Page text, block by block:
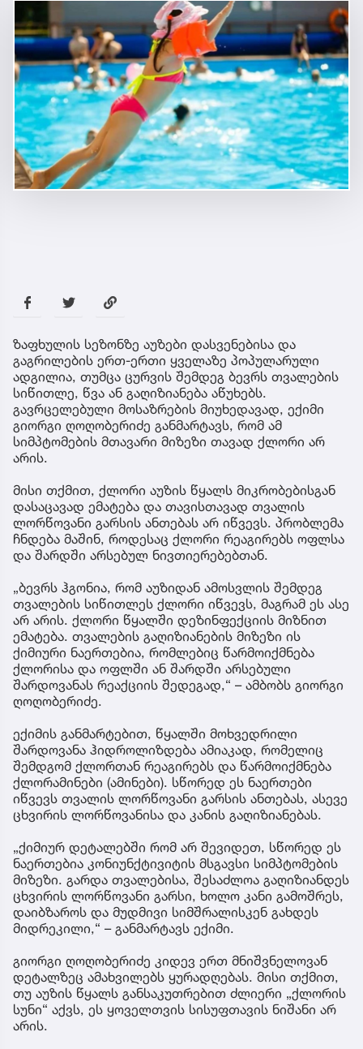
ზაფხულის სეზონზე აუზები დასვენებისა და
გაგრილების ერთ-ერთი ყველაზე პოპულარული
ადგილია, თუმცა ცურვის შემდეგ ბევრს თვალების
სიწითლე, წვა ან გაღიზიანება აწუხებს.
გავრცელებული მოსაზრების მიუხედავად, ექიმი
გიორგი ღოღობერიძე განმარტავს, რომ ამ
სიმპტომების მთავარი მიზეზი თავად ქლორი არ
არის.
მისი თქმით, ქლორი აუზის წყალს მიკრობებისგან
დასაცავად ემატება და თავისთავად თვალის
ლორწოვანი გარსის ანთებას არ იწვევს. პრობლემა
ჩნდება მაშინ, როდესაც ქლორი რეაგირებს ოფლსა
და შარდში არსებულ ნივთიერებებთან.
„ბევრს ჰგონია, რომ აუზიდან ამოსვლის შემდეგ
თვალების სიწითლეს ქლორი იწვევს, მაგრამ ეს ასე
არ არის. ქლორი წყალში დეზინფექციის მიზნით
ემატება. თვალების გაღიზიანების მიზეზი ის
ქიმიური ნაერთებია, რომლებიც წარმოიქმნება
ქლორისა და ოფლში ან შარდში არსებული
შარდოვანას რეაქციის შედეგად,“ – ამბობს გიორგი
ღოღობერიძე.
ექიმის განმარტებით, წყალში მოხვედრილი
შარდოვანა ჰიდროლიზდება ამიაკად, რომელიც
შემდგომ ქლორთან რეაგირებს და წარმოიქმნება
ქლორამინები (ამინები). სწორედ ეს ნაერთები
იწვევს თვალის ლორწოვანი გარსის ანთებას, ასევე
ცხვირის ლორწოვანისა და კანის გაღიზიანებას.
„ქიმიურ დეტალებში რომ არ შევიდეთ, სწორედ ეს
ნაერთებია კონიუნქტივიტის მსგავსი სიმპტომების
მიზეზი. გარდა თვალებისა, შესაძლოა გაღიზიანდეს
ცხვირის ლორწოვანი გარსი, ხოლო კანი გამოშრეს,
დაიბზაროს და მუდმივი სიმშრალისკენ გახდეს
მიდრეკილი,“ – განმარტავს ექიმი.
გიორგი ღოღობერიძე კიდევ ერთ მნიშვნელოვან
დეტალზეც ამახვილებს ყურადღებას. მისი თქმით,
თუ აუზის წყალს განსაკუთრებით ძლიერი „ქლორის
სუნი“ აქვს, ეს ყოველთვის სისუფთავის ნიშანი არ
არის.